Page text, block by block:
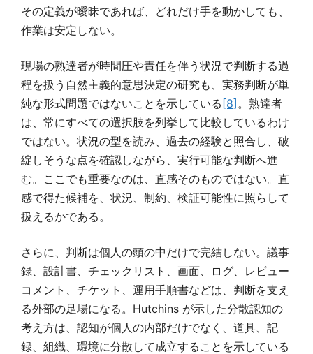
その定義が曖昧であれば、どれだけ手を動かしても、
作業は安定しない。
現場の熟達者が時間圧や責任を伴う状況で判断する過
程を扱う自然主義的意思決定の研究も、実務判断が単
純な形式問題ではないことを示している[8] 。熟達者
は、常にすべての選択肢を列挙して比較しているわけ
ではない。状況の型を読み、過去の経験と照合し、破
綻しそうな点を確認しながら、実行可能な判断へ進
む。ここでも重要なのは、直感そのものではない。直
感で得た候補を、状況、制約、検証可能性に照らして
扱えるかである。
さらに、判断は個人の頭の中だけで完結しない。議事
録、設計書、チェックリスト、画面、ログ、レビュー
コメント、チケット、運用手順書などは、判断を支え
る外部の足場になる。Hutchins が示した分散認知の
考え方は、認知が個人の内部だけでなく、道具、記
録、組織、環境に分散して成立することを示している